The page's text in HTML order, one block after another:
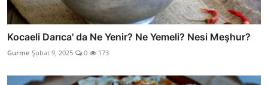
Kocaeli Darıca' da Ne Yenir? Ne Yemeli? Nesi Meşhur?
Gurme Şubat 9, 2025 0 173